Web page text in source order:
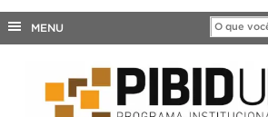
CONCURSOS
INTERNACIONAL
MENU